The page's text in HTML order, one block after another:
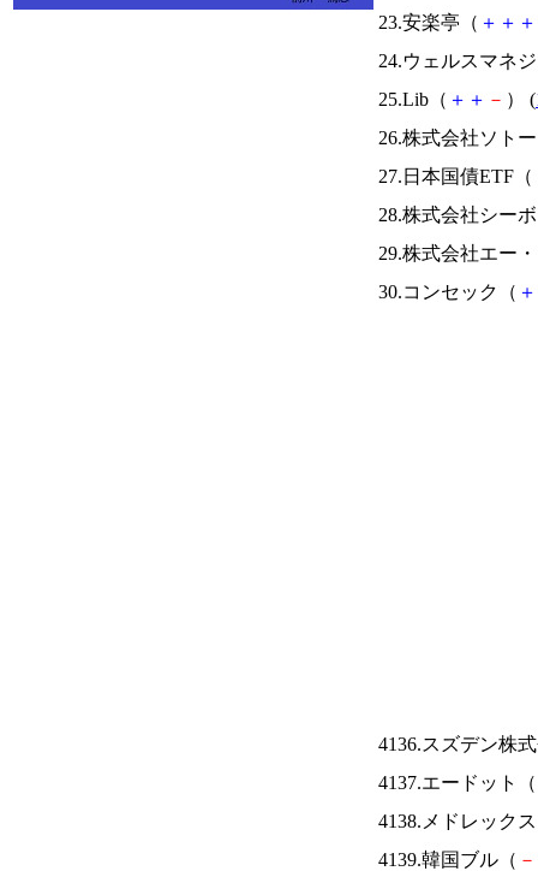
23.安楽亭（ ＋ ＋ ＋
24.ウェルスマネ
25.Lib（ ＋ ＋ － ） (
26.株式会社ソト
27.日本国債ETF（
28.株式会社シー
29.株式会社エー
30.コンセック（ ＋
4136.スズデン株
4137.エードット（
4138.メドレック
4139.韓国ブル（ －